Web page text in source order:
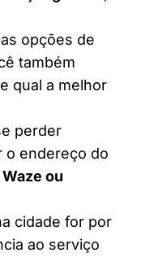
opções de
também
qual a melhor
perder
o endereço do
Waze ou
cidade for por
ao serviço